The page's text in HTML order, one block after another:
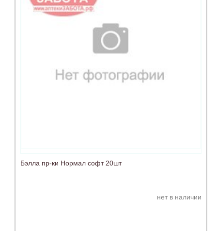
Бэлла пр-ки Нормал софт 20шт
нет в наличии